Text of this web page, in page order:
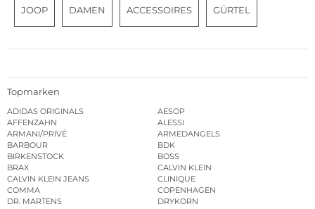
JOOP DAMEN ACCESSOIRES GÜRTEL
Topmarken
ADIDAS ORIGINALS
AESOP
AFFENZAHN
ALESSI
ARMANI/PRIVÉ
ARMEDANGELS
BARBOUR
BDK
BIRKENSTOCK
BOSS
BRAX
CALVIN KLEIN
CALVIN KLEIN JEANS
CLINIQUE
COMMA
COPENHAGEN
DR. MARTENS
DRYKORN